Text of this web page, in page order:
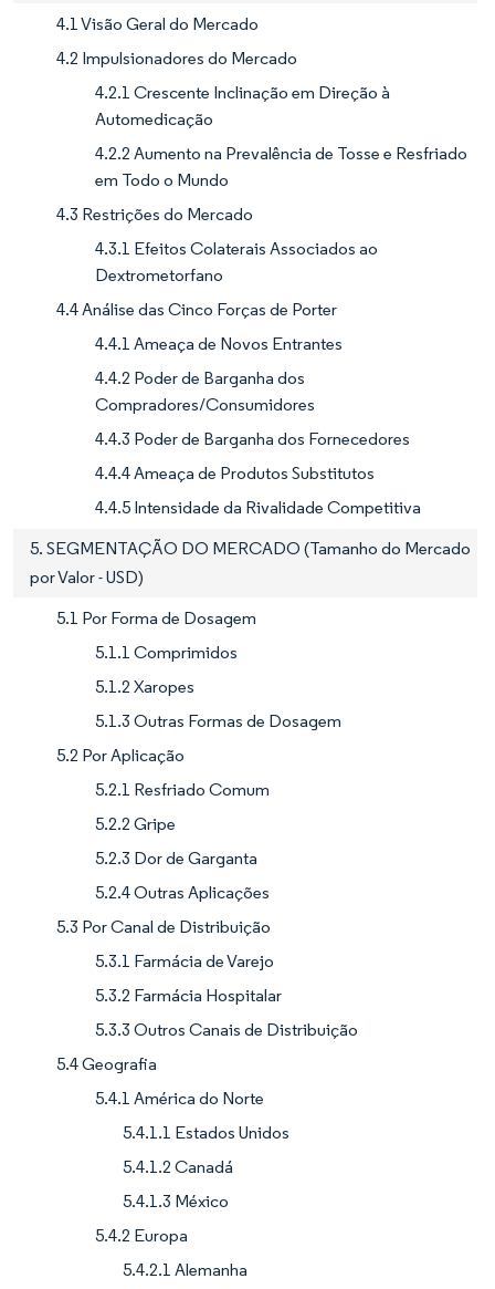
4.1 Visão Geral do Mercado
4.2 Impulsionadores do Mercado
4.2.1 Crescente Inclinação em Direção à
Automedicação
4.2.2 Aumento na Prevalência de Tosse e Resfriado
em Todo o Mundo
4.3 Restrições do Mercado
4.3.1 Efeitos Colaterais Associados ao
Dextrometorfano
4.4 Análise das Cinco Forças de Porter
4.4.1 Ameaça de Novos Entrantes
4.4.2 Poder de Barganha dos
Compradores/Consumidores
4.4.3 Poder de Barganha dos Fornecedores
4.4.4 Ameaça de Produtos Substitutos
4.4.5 Intensidade da Rivalidade Competitiva
5. SEGMENTAÇÃO DO MERCADO (Tamanho do Mercado
por Valor - USD)
5.1 Por Forma de Dosagem
5.1.1 Comprimidos
5.1.2 Xaropes
5.1.3 Outras Formas de Dosagem
5.2 Por Aplicação
5.2.1 Resfriado Comum
5.2.2 Gripe
5.2.3 Dor de Garganta
5.2.4 Outras Aplicações
5.3 Por Canal de Distribuição
5.3.1 Farmácia de Varejo
5.3.2 Farmácia Hospitalar
5.3.3 Outros Canais de Distribuição
5.4 Geografia
5.4.1 América do Norte
5.4.1.1 Estados Unidos
5.4.1.2 Canadá
5.4.1.3 México
5.4.2 Europa
5.4.2.1 Alemanha